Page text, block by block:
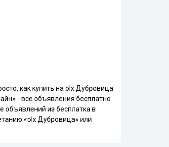
как купить на olx Дубровица
- все объявления бесплатно
из бесплатка в
«olx Дубровица» или